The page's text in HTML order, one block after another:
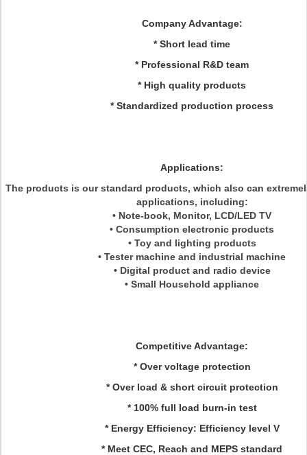
Company Advantage:
* Short lead time
* Professional R&D team
* High quality products
* Standardized production process
Applications:
The products is our standard products, which also can
applications, including:
• Note-book, Monitor, LCD/LED TV
• Consumption electronic products
• Toy and lighting products
• Tester machine and industrial machine
• Digital product and radio device
• Small Household appliance
Competitive Advantage:
*Over voltage protection
* Over load & short circuit protection
* 100% full load burn-in test
* Energy Efficiency: Efficiency level V
* Meet CEC, Reach and MEPS standard